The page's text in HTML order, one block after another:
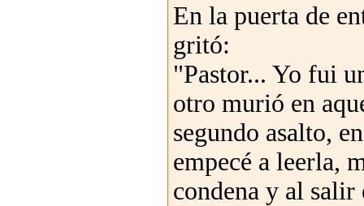
En la puerta de
gritó:
"Pastor... Yo fui
otro murió en
segundo asalto,
empecé a leerla,
condena y al